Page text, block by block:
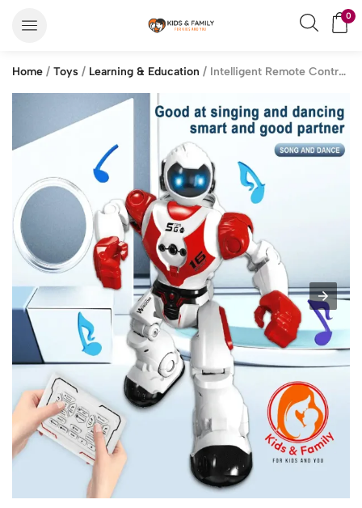
0
Home / Toys / Learning & Education / Intelligent Remote Control Smart Robot